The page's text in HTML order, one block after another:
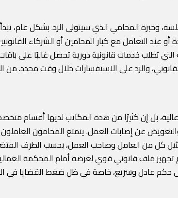
وخبرة المحامي الذي سيتولى الرد. بشكل عام،
من 5000 جنيه في القضايا المعقدة أو عند التعامل مع كبار المحامين
تطلب خدمات قانونية دورية تحصل غالبًا على
والرد على الاستفسارات خلال وقت محدد.
عالية، بل إن كثيرًا من هذه المكاتب لديها
عن إصابات العمل. يتمتع المحامون
كل من العامل وصاحب العمل، بحسب الطرف
تجهيز ملف قانوني قوي لعرضه أمام المحكمة
عادل وسريع، خاصة في ظل ضغط القضايا في